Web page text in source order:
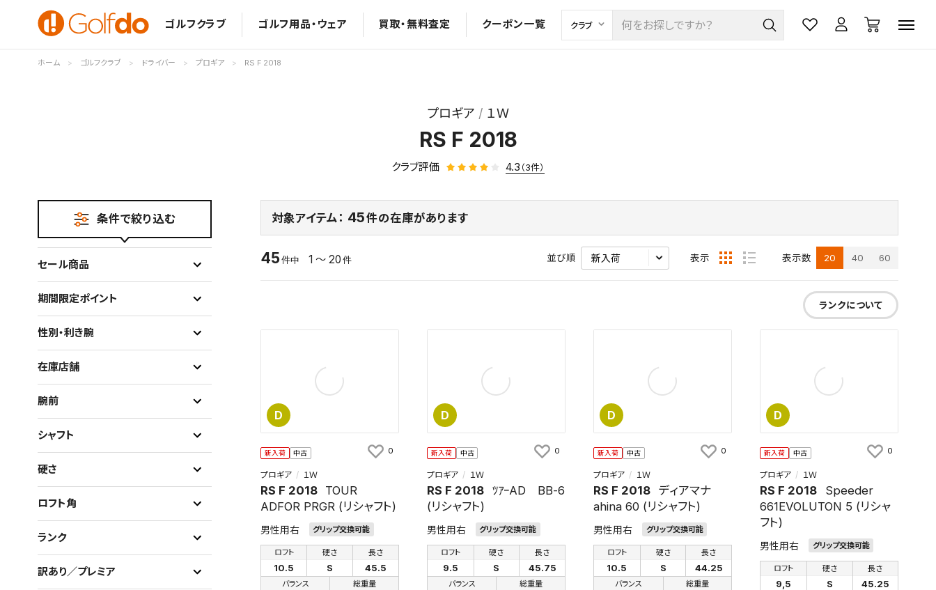
ゴルフクラブ ゴルフ用品・ウェア 買取・無料査定 クーポン一覧
ホーム ゴルフクラブ ドライバー プロギア RS F 2018
プロギア １Ｗ
RS F 2018
クラブ評価 4.3 （3件）
対象アイテム： 45件の在庫があります
45 件中 1 ～ 20 件 並び順 表示 表示数 20 40 60
ランクについて
D
新入荷 中古
プロギア １Ｗ
RS F 2018
TOUR
ADFOR PRGR (リシャフト)
男性用右 グリップ交換可能
ロフト
10.5
硬さ
S
長さ
45.5
バランス 総重量
0
D
新入荷 中古
プロギア １Ｗ
RS F 2018
ﾂｱｰAD BB-6
(リシャフト)
男性用右 グリップ交換可能
ロフト
9.5
硬さ
S
長さ
45.75
バランス 総重量
0
D
新入荷 中古
プロギア １Ｗ
RS F 2018
ディアマナ
ahina 60 (リシャフト)
男性用右 グリップ交換可能
ロフト
10.5
硬さ
S
長さ
44.25
バランス 総重量
0
D
新入荷 中古
プロギア １Ｗ
RS F 2018
Speeder
661EVOLUTON 5 (リシャ
フト)
男性用右 グリップ交換可能
ロフト
9,5
硬さ
S
長さ
45.25
0
条件で絞り込む
セール商品
期間限定ポイント
性別・利き腕
在庫店舗
腕前
シャフト
硬さ
ロフト角
ランク
訳あり／プレミア